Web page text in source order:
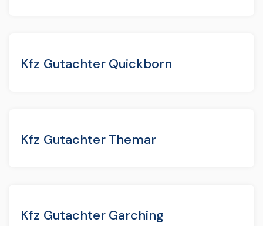
Kfz Gutachter Quickborn
Kfz Gutachter Themar
Kfz Gutachter Garching